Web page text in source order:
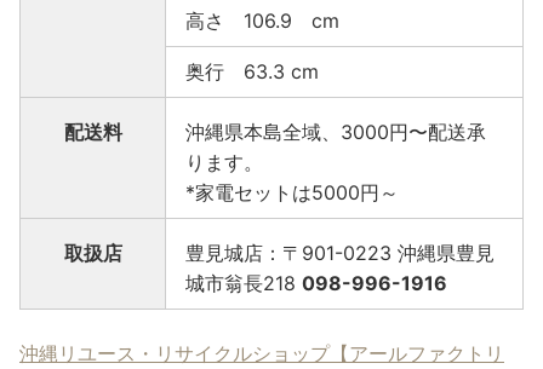
高さ 106.9 cm
奥行 63.3 cm
配送料
沖縄県本島全域、3000円〜配送承
ります。
*家電セットは5000円～
取扱店
豊見城店：〒901-0223 沖縄県豊見
城市翁長218 098-996-1916
沖縄リユース・リサイクルショップ【アールファクトリ